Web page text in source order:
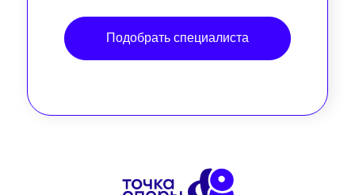
Подобрать специалиста